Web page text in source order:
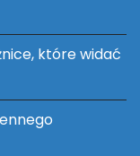
które widać